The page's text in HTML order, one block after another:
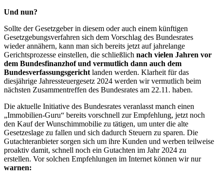
Und nun?
Sollte der Gesetzgeber in diesem oder auch einem künftigen
Gesetzgebungsverfahren sich dem Vorschlag des Bundesrates
wieder annähern, kann man sich bereits jetzt auf jahrelange
Gerichtsprozesse einstellen, die schließlich nach vielen Jahren vor
dem Bundesfinanzhof und vermutlich dann auch dem
Bundesverfassungsgericht landen werden. Klarheit für das
diesjährige Jahressteuergesetz 2024 werden wir vermutlich beim
nächsten Zusammentreffen des Bundesrates am 22.11. haben.
Die aktuelle Initiative des Bundesrates veranlasst manch einen
„Immobilien-Guru“ bereits vorschnell zur Empfehlung, jetzt noch
den Kauf der Wunschimmobilie zu tätigen, um unter die alte
Gesetzeslage zu fallen und sich dadurch Steuern zu sparen. Die
Gutachteranbieter sorgen sich um ihre Kunden und werben teilweise
proaktiv damit, schnell noch ein Gutachten im Jahr 2024 zu
erstellen. Vor solchen Empfehlungen im Internet können wir nur
warnen: